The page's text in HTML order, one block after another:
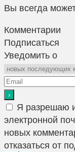
Вы всегда
Комментарии
Подписаться
Уведомить о
Я разрешаю
электронной
новых
отказаться от